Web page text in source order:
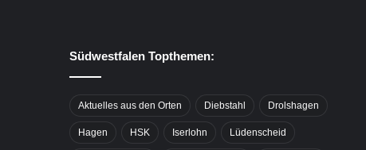
Südwestfalen Topthemen:
Aktuelles aus den Orten Diebstahl Drolshagen
Hagen HSK Iserlohn Lüdenscheid